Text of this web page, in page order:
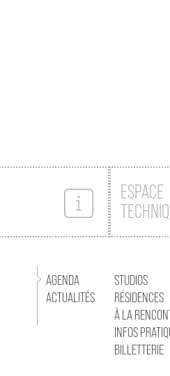
ESPACE
AGENDA
ACTUALITÉS
STUDIOS
RÉSIDENCES
À LA
INFOS
BILLETTERIE